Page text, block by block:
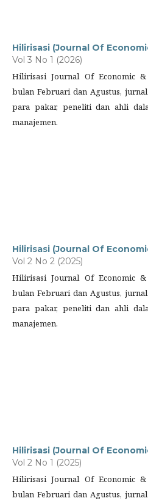
Hilirisasi (Journal Of
Vol 3 No 1 (2026)
Hilirisasi Journal Of Economic
bulan Februari dan Agustus,
para pakar, peneliti dan ahli
manajemen.
Hilirisasi (Journal Of
Vol 2 No 2 (2025)
Hilirisasi Journal Of Economic
bulan Februari dan Agustus,
para pakar, peneliti dan ahli
manajemen.
Hilirisasi (Journal Of
Vol 2 No 1 (2025)
Hilirisasi Journal Of Economic
bulan Februari dan Agustus,